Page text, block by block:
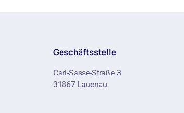
Geschäftsstelle
Carl-Sasse-Straße 3
31867 Lauenau